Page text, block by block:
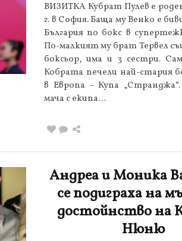
ВИЗИТКА Кубрат Пулев е
г. в София. Баща му Венко е
България по бокс в
По-малкият му брат Тервел
боксьор, има и 3 сестри.
Кобрата печели най-стария
в Европа – Купа
мача с екипа…
Андреа и Моника
се подиграха на
достойнство на
Нюню